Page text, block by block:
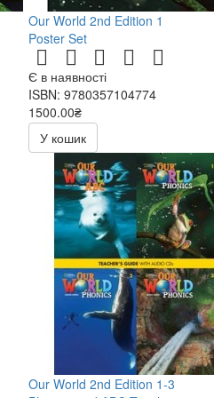
Our World 2nd Edition 1
Poster Set
Є в наявності
ISBN: 9780357104774
1500.00₴
У кошик
Our World 2nd Edition 1-3